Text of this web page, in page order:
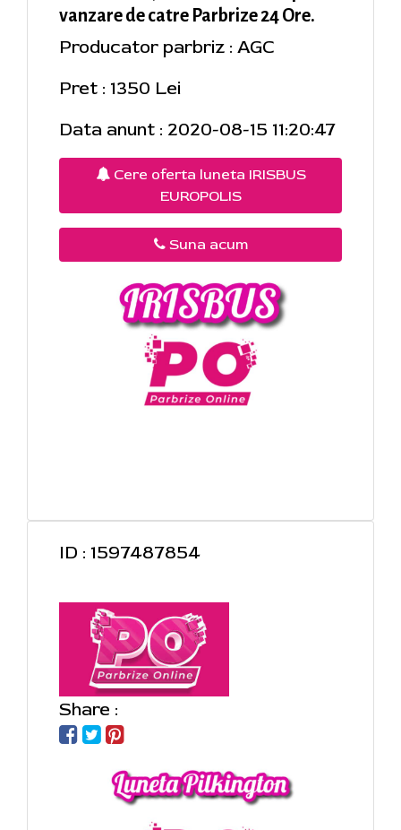
vanzare de catre Parbrize 24 Ore.
Producator parbriz : AGC
Pret : 1350 Lei
Data anunt : 2020-08-15 11:20:47
Cere oferta luneta IRISBUS
EUROPOLIS
Suna acum
ID : 1597487854
Share :